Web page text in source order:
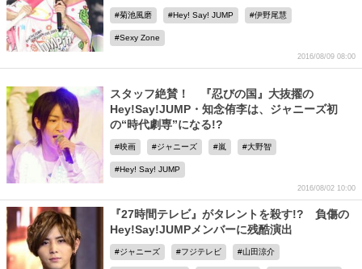
菊池風磨 Hey! Say! JUMP 伊野尾慧
Sexy Zone
2016/08/09 08:00
スタッフ絶賛！ 『忍びの国』大抜擢の
Hey!Say!JUMP・知念侑李は、ジャニーズ初
の“時代劇専”になる!?
映画 ジャニーズ 嵐 大野智
Hey! Say! JUMP
2016/08/02 10:00
『27時間テレビ』がタレントを殺す!? 負傷の
Hey!Say!JUMPメンバーに残酷演出
ジャニーズ フジテレビ 山田涼介